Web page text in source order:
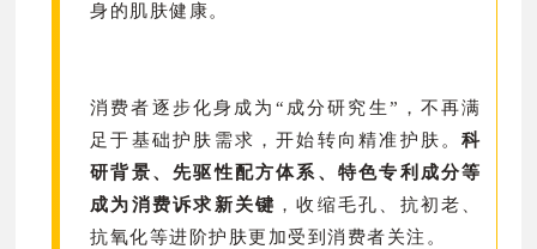
身的肌肤健康。
消费者逐步化身成为“成分研究生”，不再满
足于基础护肤需求，开始转向精准护肤。科
研背景、先驱性配方体系、特色专利成分等
成为消费诉求新关键 ，收缩毛孔、抗初老、
抗氧化等进阶护肤更加受到消费者关注。